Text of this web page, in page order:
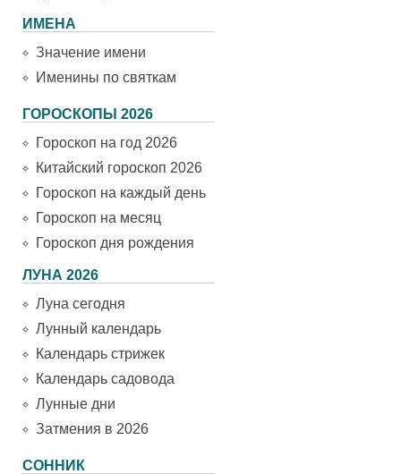
ИМЕНА
Значение имени
Именины по святкам
ГОРОСКОПЫ 2026
Гороскоп на год 2026
Китайский гороскоп 2026
Гороскоп на каждый день
Гороскоп на месяц
Гороскоп дня рождения
ЛУНА 2026
Луна сегодня
Лунный календарь
Календарь стрижек
Календарь садовода
Лунные дни
Затмения в 2026
СОННИК